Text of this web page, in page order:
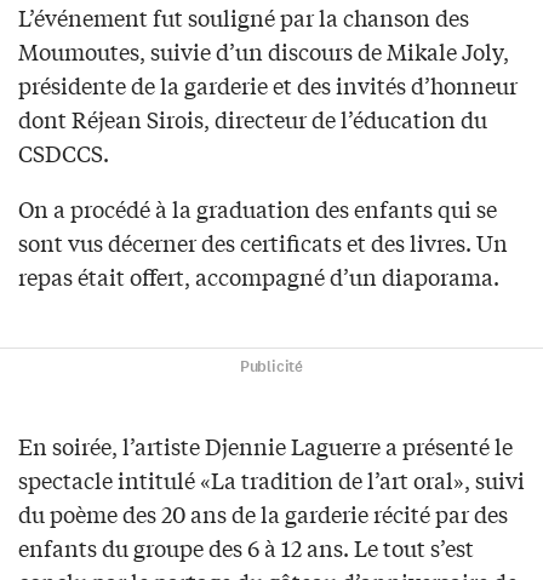
L’événement fut souligné par la chanson des
Moumoutes, suivie d’un discours de Mikale Joly,
présidente de la garderie et des invités d’honneur
dont Réjean Sirois, directeur de l’éducation du
CSDCCS.
On a procédé à la graduation des enfants qui se
sont vus décerner des certificats et des livres. Un
repas était offert, accompagné d’un diaporama.
Publicité
En soirée, l’artiste Djennie Laguerre a présenté le
spectacle intitulé «La tradition de l’art oral», suivi
du poème des 20 ans de la garderie récité par des
enfants du groupe des 6 à 12 ans. Le tout s’est